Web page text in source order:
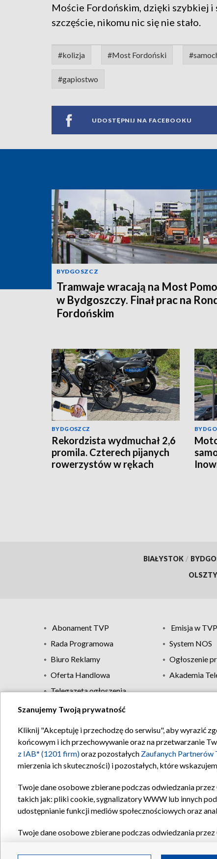
Moście Fordońskim, dzięki szybkiej
szczęście, nikomu nic się nie stało.
#kolizja #Most Fordoński
#gapiostwo
UDOSTĘPNIJ NA FACEBOOKU
BYDGOSZCZ
Tramwaje wracają na Most
w Bydgoszczy. Finał prac na
Fordońskim
BYDGOSZCZ
Rekordzista wydmuchał 2,6
promila. Czterech pijanych
rowerzystów w rękach
BIAŁYSTOK /
Abonament TVP Emisja w TVP
Rada Programowa
System NOS
Biuro Reklamy
Ogłoszenie
Oferta Handlowa
Akademia
Telegazeta ogłoszenia
Regulamin TVP
Szanujemy Twoją prywatność
Kliknij "Akceptuję i przechodzę do serwisu", aby wyrazić
końcowym i ich przechowywanie oraz na przetwarzanie
z IAB* (1201 firm)oraz pozostałych Zaufanych Partnerów
mierzenia ich skuteczności) i pozostałych, które
Twoje dane osobowe zbierane podczas odwiedzania przez
takich jak: pliki cookie, sygnalizatory WWW lub innych
udostępnianie funkcji mediów społecznościowych oraz
Twoje dane osobowe zbierane podczas odwiedzania
Partnerów TVPdla realizacji następujących celów i